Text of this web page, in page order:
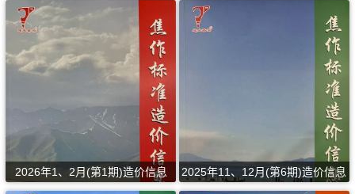
2026年1、2月(第1期)造价信息 2025年11、12月(第6期)造价信息